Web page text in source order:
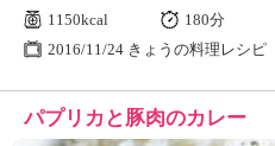
1150kcal
180分
2016/11/24 きょうの料理レシピ
パプリカと豚肉のカレー